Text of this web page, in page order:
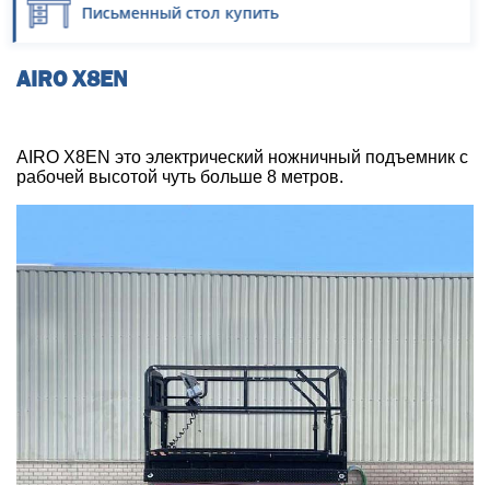
Письменный стол купить
AIRO X8EN
AIRO X8EN это электрический ножничный подъемник с
рабочей высотой чуть больше 8 метров.